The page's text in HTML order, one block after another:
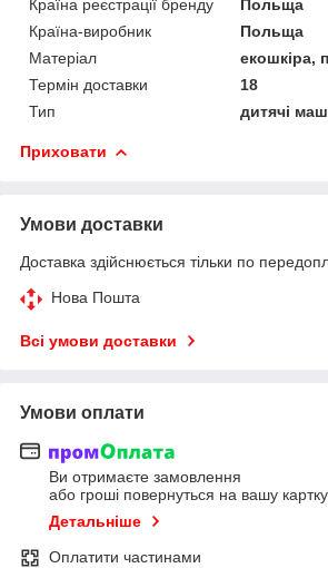
Країна реєстрації бренду
Польща
Країна-виробник
Польща
Матеріал
екошкіра,
Термін доставки
18
Тип
дитячі
Приховати
Умови доставки
Доставка здійснюється тільки по
Нова Пошта
Всі умови доставки
Умови оплати
Ви отримаєте замовлення
або гроші повернуться на вашу картку
Детальніше
Оплатити частинами